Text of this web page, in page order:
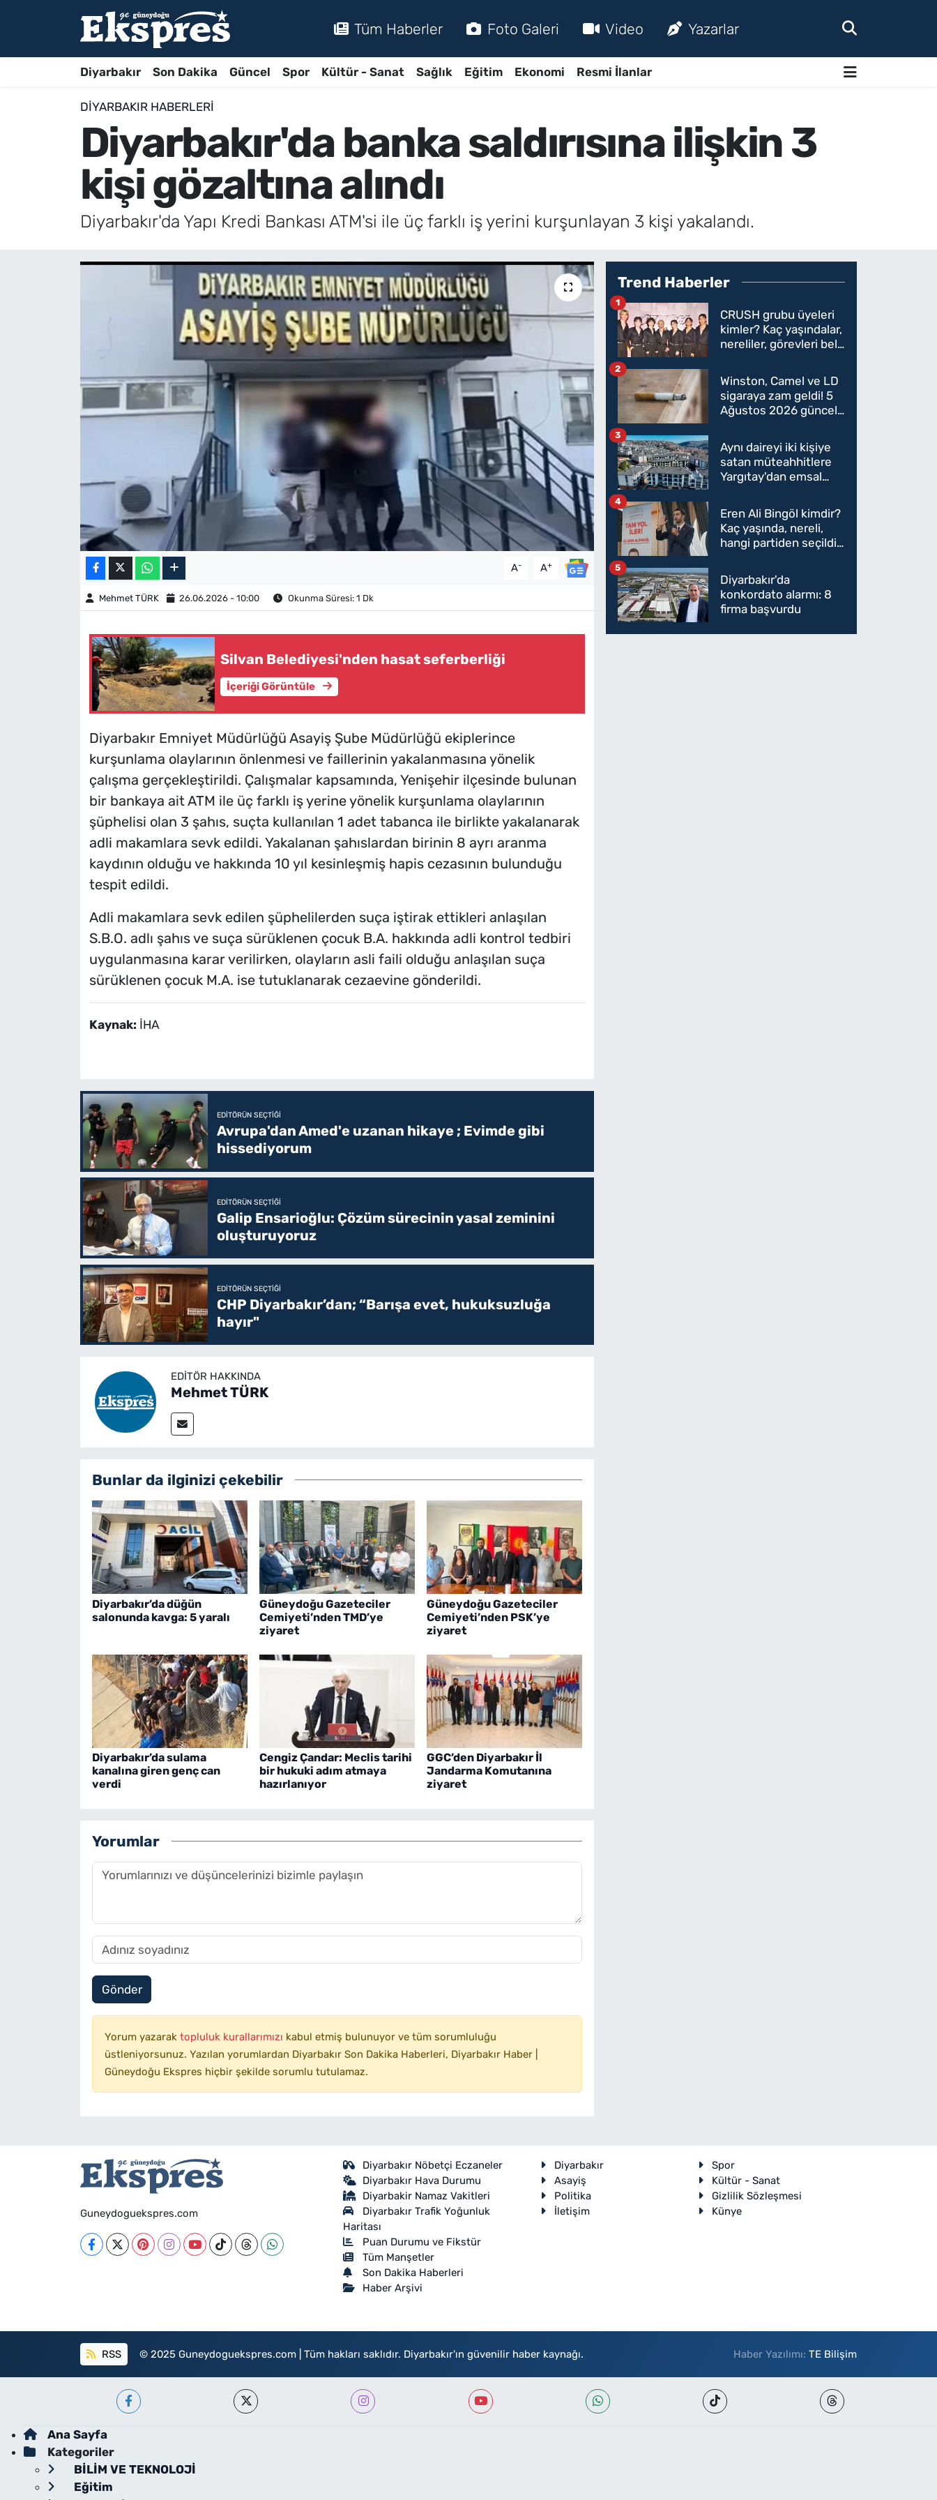
Tüm Haberler Foto Galeri Video Yazarlar
Diyarbakır Son Dakika Güncel Spor Kültür - Sanat Sağlık Eğitim Ekonomi Resmi İlanlar
DIYARBAKIR HABERLERI
Diyarbakır'da banka saldırısına ilişkin 3
kişi gözaltına alındı
Diyarbakır'da Yapı Kredi Bankası ATM'si ile üç farklı iş yerini kurşunlayan 3 kişi yakalandı.
A- A+
Mehmet TÜRK 26.06.2026 - 10:00 Okunma Süresi: 1 Dk
Silvan Belediyesi'nden hasat seferberliği
İçeriği Görüntüle
Diyarbakır Emniyet Müdürlüğü Asayiş Şube Müdürlüğü ekiplerince
kurşunlama olaylarının önlenmesi ve faillerinin yakalanmasına yönelik
çalışma gerçekleştirildi. Çalışmalar kapsamında, Yenişehir ilçesinde bulunan
bir bankaya ait ATM ile üç farklı iş yerine yönelik kurşunlama olaylarının
şüphelisi olan 3 şahıs, suçta kullanılan 1 adet tabanca ile birlikte yakalanarak
adli makamlara sevk edildi. Yakalanan şahıslardan birinin 8 ayrı aranma
kaydının olduğu ve hakkında 10 yıl kesinleşmiş hapis cezasının bulunduğu
tespit edildi.
Adli makamlara sevk edilen şüphelilerden suça iştirak ettikleri anlaşılan
S.B.O. adlı şahıs ve suça sürüklenen çocuk B.A. hakkında adli kontrol tedbiri
uygulanmasına karar verilirken, olayların asli faili olduğu anlaşılan suça
sürüklenen çocuk M.A. ise tutuklanarak cezaevine gönderildi.
Kaynak: İHA
EDITÖRÜN SEÇTIĞI
Avrupa'dan Amed'e uzanan hikaye ; Evimde gibi
hissediyorum
EDITÖRÜN SEÇTIĞI
Galip Ensarioğlu: Çözüm sürecinin yasal zeminini
oluşturuyoruz
EDITÖRÜN SEÇTIĞI
CHP Diyarbakır’dan; “Barışa evet, hukuksuzluğa
hayır"
EDITÖR HAKKINDA
Mehmet TÜRK
Bunlar da ilginizi çekebilir
Diyarbakır’da düğün
salonunda kavga: 5 yaralı
Güneydoğu Gazeteciler
Cemiyeti’nden TMD’ye
ziyaret
Güneydoğu Gazeteciler
Cemiyeti’nden PSK’ye
ziyaret
Diyarbakır’da sulama
kanalına giren genç can
verdi
Cengiz Çandar: Meclis tarihi
bir hukuki adım atmaya
hazırlanıyor
GGC’den Diyarbakır İl
Jandarma Komutanına
ziyaret
Yorumlar
Gönder
Yorum yazarak topluluk kurallarımızı kabul etmiş bulunuyor ve tüm sorumluluğu
üstleniyorsunuz. Yazılan yorumlardan Diyarbakır Son Dakika Haberleri, Diyarbakır Haber |
Güneydoğu Ekspres hiçbir şekilde sorumlu tutulamaz.
Trend Haberler
CRUSH grubu üyeleri
kimler? Kaç yaşındalar,
nereliler, görevleri belli
1
Winston, Camel ve LD
sigaraya zam geldi! 5
Ağustos 2026 güncel
oldu
2
Aynı daireyi iki kişiye
satan müteahhitlere
Yargıtay'dan emsal
3
Eren Ali Bingöl kimdir?
Kaç yaşında, nereli,
hangi partiden seçildi?
Parti'ye mi geçecek?
4
Diyarbakır'da
konkordato alarmı: 8
firma başvurdu
5
Guneydoguekspres.com
Diyarbakır Nöbetçi Eczaneler
Diyarbakır Hava Durumu
Diyarbakir Namaz Vakitleri
Diyarbakır Trafik Yoğunluk
Haritası
Puan Durumu ve Fikstür
Tüm Manşetler
Son Dakika Haberleri
Haber Arşivi
Diyarbakır
Spor
Asayiş
Kültür - Sanat
Politika
Gizlilik Sözleşmesi
İletişim
Künye
RSS © 2025 Guneydoguekspres.com | Tüm hakları saklıdır. Diyarbakır'ın güvenilir haber kaynağı. Haber Yazılımı:TE Bilişim
Ana Sayfa
Kategoriler
BİLİM VE TEKNOLOJİ
Eğitim